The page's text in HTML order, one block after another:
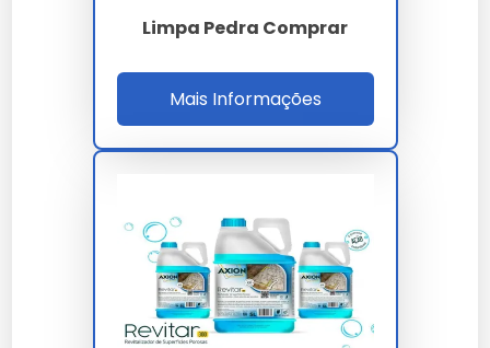
Como usar Limpa Pedra
corretamente
Passo a passo de aplicação
Deixe agir por alguns minutos. 4. Enxágue com água.
Cuidados e precauções
Use luvas e óculos de proteção. Evite contato com a
Limpa Pedra Comprar
Mais Informações